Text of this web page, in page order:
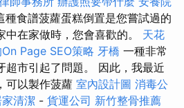
種食譜菠蘿蛋糕倒置是您嘗試過的
在家做時，您會喜歡的。 天花
Page SEO策略 牙橋 一種非常
超市引起了問題。 因此，我最近
可以製作菠蘿 室內設計圖 消毒公
清潔 - 貨運公司 新竹整骨推薦